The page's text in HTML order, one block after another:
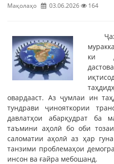
Мақолаҳо 03.06.2026 164
ки
овардааст. Аз ҷумлаи ин
тундрави ҷинояткории
давлатҳои абарқудрат ба
таъмини аҳолӣ бо оби
саломатии аҳолӣ аз ҳар
танзими проблемаҳои
инсон ва ғайра мебошанд.